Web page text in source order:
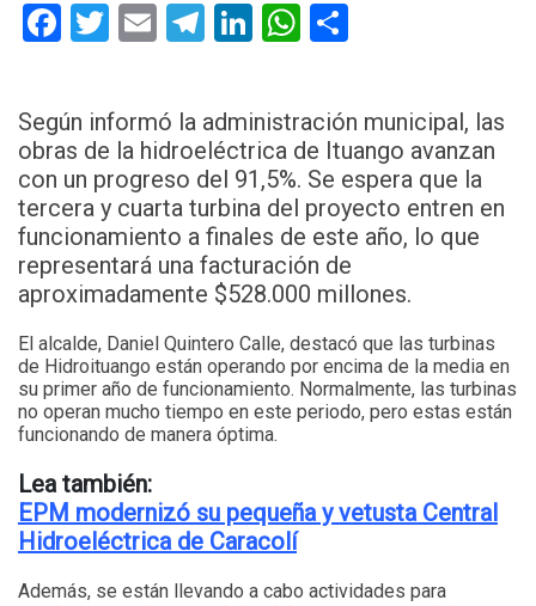
Facebook
Twitter
EmailTelegram
LinkedIn
WhatsApp
Según informó la administración municipal, las
obras de la hidroeléctrica de Ituango avanzan
con un progreso del 91,5%. Se espera que la
tercera y cuarta turbina del proyecto entren en
funcionamiento a finales de este año, lo que
representará una facturación de
aproximadamente $528.000 millones.
El alcalde, Daniel Quintero Calle, destacó que las turbinas
de Hidroituango están operando por encima de la media en
su primer año de funcionamiento. Normalmente, las turbinas
no operan mucho tiempo en este periodo, pero estas están
funcionando de manera óptima.
Lea también:
EPM modernizó su pequeña y vetusta Central
Hidroeléctrica de Caracolí
Además, se están llevando a cabo actividades para